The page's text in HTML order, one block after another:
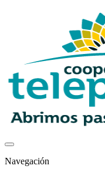
Navegación